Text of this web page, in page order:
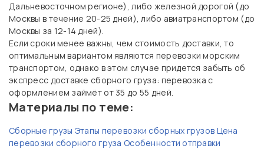
Дальневосточном регионе), либо железной дорогой (до
Москвы в течение 20-25 дней), либо авиатранспортом (до
Москвы за 12-14 дней).
Если сроки менее важны, чем стоимость доставки, то
оптимальным вариантом являются перевозки морским
транспортом, однако в этом случае придется забыть об
экспресс доставке сборного груза: перевозка с
оформлением займёт от 35 до 55 дней.
Материалы по теме:
Сборные грузы Этапы перевозки сборных грузов Цена
перевозки сборного груза Особенности отправки